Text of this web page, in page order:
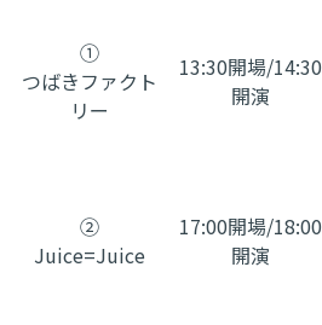
①
つばきファクト
リー
13:30開場/14:30
開演
②
Juice=Juice
17:00開場/18:00
開演